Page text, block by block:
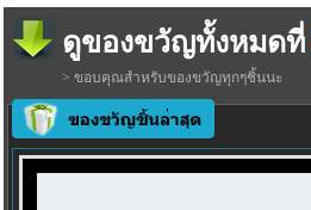
ดูของขวัญทั้งหมดที่
> ขอบคุณสำหรับของขวัญทุกๆชิ้นนะ